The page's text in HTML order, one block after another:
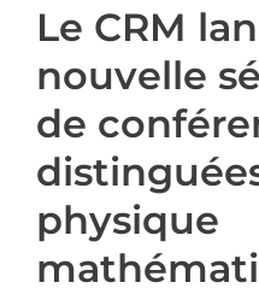
Le CRM
nouvelle
de
physique